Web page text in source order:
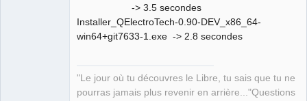
-> 3.5 secondes
Installer_QElectroTech-0.90-DEV_x86_64-
win64+git7633-1.exe -> 2.8 secondes
"Le jour où tu découvres le Libre, tu sais que tu ne
pourras jamais plus revenir en arrière..."Questions